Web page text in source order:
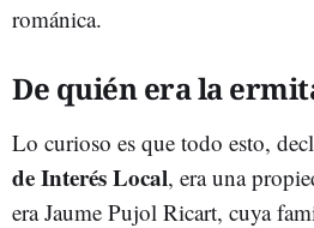
románica.
De quién era la
Lo curioso es que todo esto,
de Interés Local, era una
era Jaume Pujol Ricart, cuya